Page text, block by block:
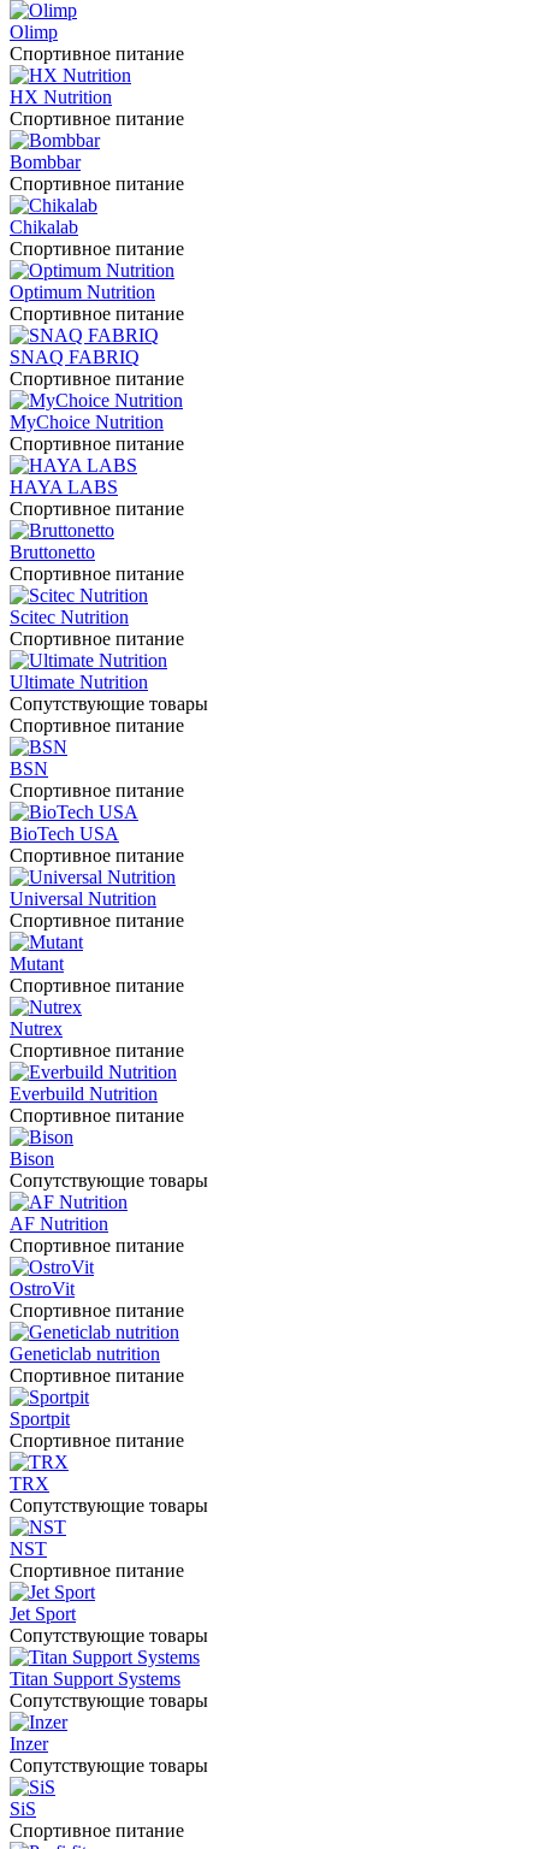
Olimp
Спортивное питание
HX Nutrition
Спортивное питание
Bombbar
Спортивное питание
Chikalab
Спортивное питание
Optimum Nutrition
Спортивное питание
SNAQ FABRIQ
Спортивное питание
MyChoice Nutrition
Спортивное питание
HAYA LABS
Спортивное питание
Bruttonetto
Спортивное питание
Scitec Nutrition
Спортивное питание
Ultimate Nutrition
Сопутствующие товары
Спортивное питание
BSN
Спортивное питание
BioTech USA
Спортивное питание
Universal Nutrition
Спортивное питание
Mutant
Спортивное питание
Nutrex
Спортивное питание
Everbuild Nutrition
Спортивное питание
Bison
Сопутствующие товары
AF Nutrition
Спортивное питание
OstroVit
Спортивное питание
Geneticlab nutrition
Спортивное питание
Sportpit
Спортивное питание
TRX
Сопутствующие товары
NST
Спортивное питание
Jet Sport
Сопутствующие товары
Titan Support Systems
Сопутствующие товары
Inzer
Сопутствующие товары
SiS
Спортивное питание